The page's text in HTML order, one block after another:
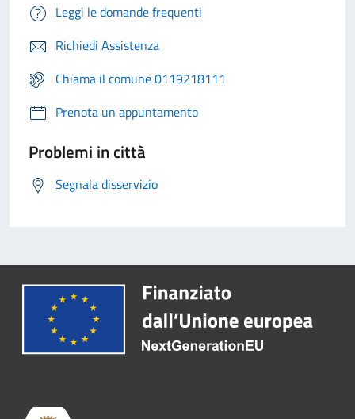
Leggi le domande frequenti
Richiedi Assistenza
Chiama il comune 0119218111
Prenota un appuntamento
Problemi in città
Segnala disservizio